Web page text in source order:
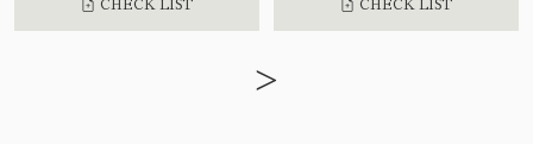
CHECK LIST CHECK LIST
>